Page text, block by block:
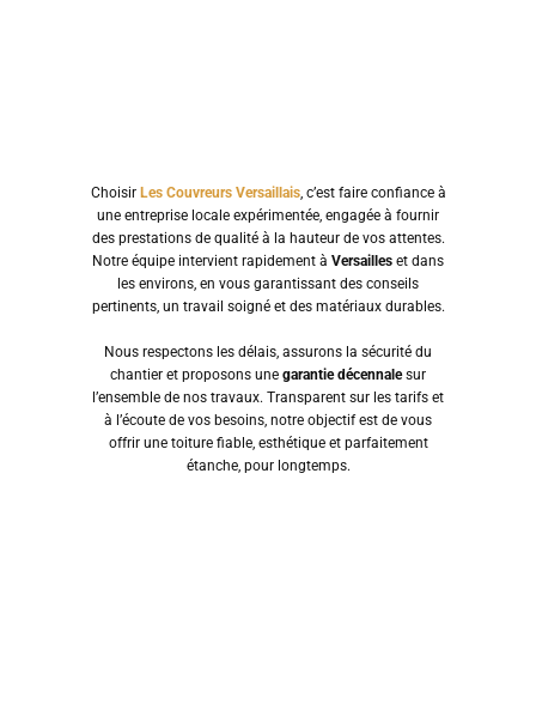
Choisir Les Couvreurs Versaillais, c’est faire confiance à
une entreprise locale expérimentée, engagée à fournir
des prestations de qualité à la hauteur de vos attentes.
Notre équipe intervient rapidement à Versailles et dans
les environs, en vous garantissant des conseils
pertinents, un travail soigné et des matériaux durables.
Nous respectons les délais, assurons la sécurité du
chantier et proposons une garantie décennalesur
l’ensemble de nos travaux. Transparent sur les tarifs et
à l’écoute de vos besoins, notre objectif est de vous
offrir une toiture fiable, esthétique et parfaitement
étanche, pour longtemps.